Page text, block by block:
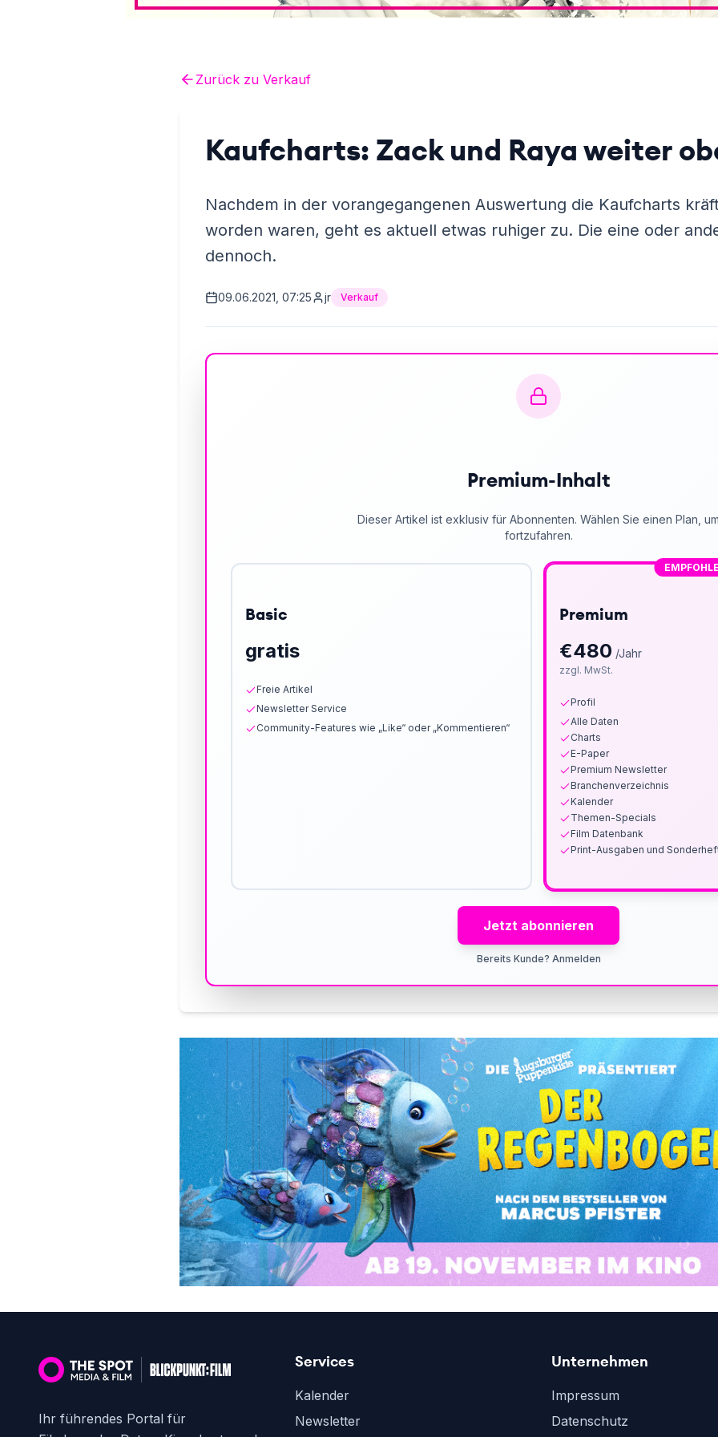
Zurück zu Verkauf
Kaufcharts: Zack und Raya weiter
Nachdem in der vorangegangenen Auswertung die Kaufcharts
worden waren, geht es aktuell etwas ruhiger zu. Die eine oder
dennoch.
09.06.2021, 07:25 jr Verkauf
Premium-Inhalt
Dieser Artikel ist exklusiv für Abonnenten. Wählen Sie einen Plan,
fortzufahren.
Basic
gratis
Freie Artikel
Newsletter Service
Community-Features wie „Like“ oder „Kommentieren“
Premium
€480 /Jahr
zzgl. MwSt.
Profil
Alle Daten
Charts
E-Paper
Premium Newsletter
Branchenverzeichnis
Kalender
Themen-Specials
Film Datenbank
Print-Ausgaben und
Jetzt abonnieren
Bereits Kunde? Anmelden
Ihr führendes Portal für
Services
Kalender
Newsletter
Unternehmen
Impressum
Datenschutz